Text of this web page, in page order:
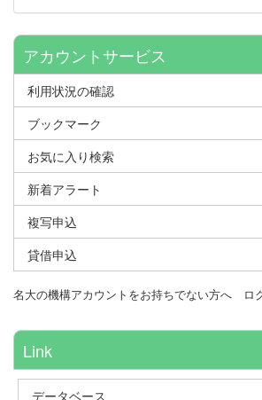
アカウントサービス
利用状況の確認
ブックマーク
お気に入り検索
新着アラート
複写申込
貸借申込
名大の機構アカウントをお持ちでない方へ ロ
Link
データベース